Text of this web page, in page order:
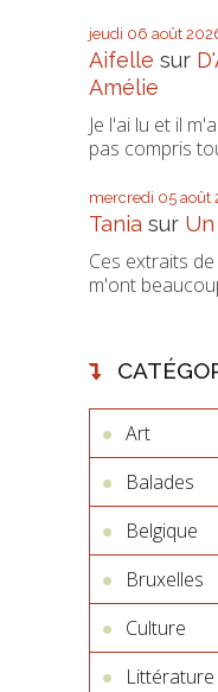
jeudi 06 août
Aifelle sur
Amélie
Je l'ai lu et il
pas compris
mercredi 05 août
Tania sur
Ces extraits
m'ont
Art
Balades
Belgique
Bruxelles
Culture
Littérature